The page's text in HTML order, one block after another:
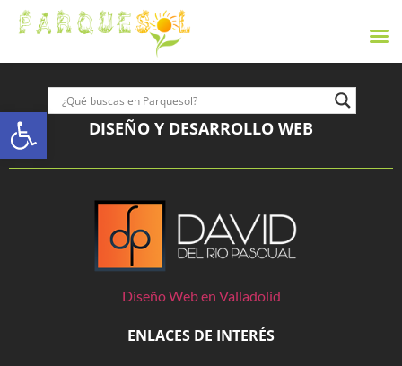
DISEÑO Y DESARROLLO WEB
Diseño Web en Valladolid
ENLACES DE INTERÉS
Abrir barra de herramientas